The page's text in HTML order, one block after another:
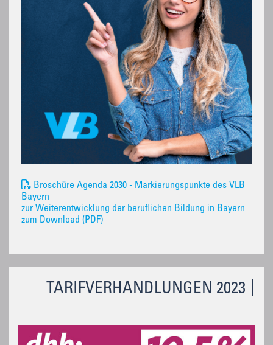
TARIFVERHANDLUNGEN 2023
Broschüre Agenda 2030 - Markierungspunkte des VLB
Bayern
zur Weiterentwicklung der beruflichen Bildung in Bayern
zum Download (PDF)